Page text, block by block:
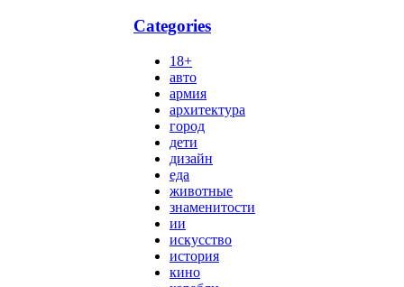
Categories
18+
авто
армия
архитектура
город
дети
дизайн
еда
животные
знаменитости
ии
искусство
история
кино